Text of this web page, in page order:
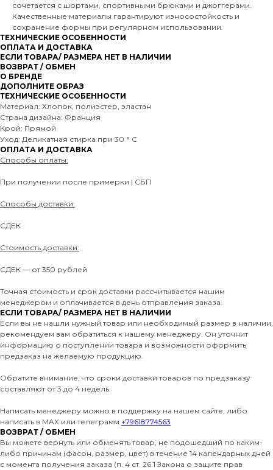
сочетается с шортами, спортивными брюками и джоггерами.
Качественные материалы гарантируют износостойкость и
сохранение формы при регулярном использовании.
ТЕХНИЧЕСКИЕ ОСОБЕННОСТИ
ОПЛАТА И ДОСТАВКА
ЕСЛИ ТОВАРА/ РАЗМЕРА НЕТ В НАЛИЧИИ
ВОЗВРАТ / ОБМЕН
О БРЕНДЕ
ДОПОЛНИТЕ ОБРАЗ
ТЕХНИЧЕСКИЕ ОСОБЕННОСТИ
Материал: Хлопок, полиэстер, эластан
Страна дизайна: Франция
Крой: Прямой
Уход: Деликатная стирка при 30 ° C
ОПЛАТА И ДОСТАВКА
Способы оплаты:
При получении после примерки | СБП
Способы доставки:
СДЕК
Стоимость доставки:
СДЕК — от 350 рублей
Точная стоимость и срок доставки рассчитывается нашим
менеджером и оплачивается в день отправления заказа.
ЕСЛИ ТОВАРА/ РАЗМЕРА НЕТ В НАЛИЧИИ
Если вы не нашли нужный товар или необходимый размер в наличии,
рекомендуем вам обратиться к нашему менеджеру. Он уточнит
информацию о поступлении товара и возможности оформить
предзаказ на желаемую продукцию.
Обратите внимание, что сроки доставки товаров по предзаказу
составляют от 3 до 4 недель.
Написать менеджеру можно в поддержку на нашем сайте, либо
написать в MAX или телеграмм +79618774563
ВОЗВРАТ / ОБМЕН
Вы можете вернуть или обменять товар, не подошедший по каким-
либо причинам (фасон, размер, цвет) в течение 14 календарных дней
с момента получения заказа (п. 4 ст. 26.1 Закона о защите прав